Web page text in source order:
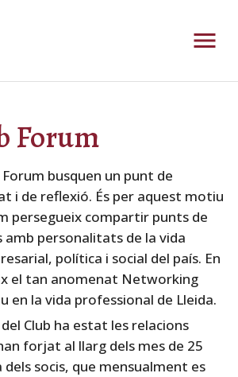
Forum
Forum busquen un punt de
i de reflexió. És per aquest motiu
persegueix compartir punts de
amb personalitats de la vida
política i social del país. En
el tan anomenat Networking
en la vida professional de Lleida.
Club ha estat les relacions
forjat al llarg dels mes de 25
dels socis, que mensualment es